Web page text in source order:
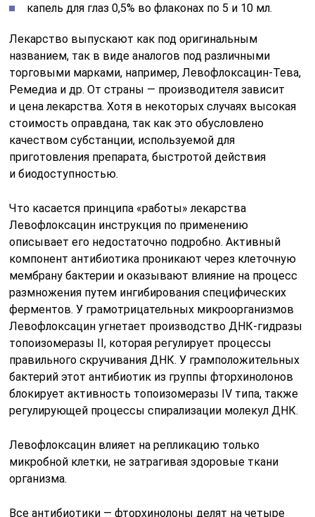
капель для глаз 0,5% во флаконах по 5 и 10 мл.
Лекарство выпускают как под оригинальным
названием, так в виде аналогов под различными
торговыми марками, например, Левофлоксацин-Тева,
Ремедиа и др. От страны — производителя зависит
и цена лекарства. Хотя в некоторых случаях высокая
стоимость оправдана, так как это обусловлено
качеством субстанции, используемой для
приготовления препарата, быстротой действия
и биодоступностью.
Что касается принципа «работы» лекарства
Левофлоксацин инструкция по применению
описывает его недостаточно подробно. Активный
компонент антибиотика проникают через клеточную
мембрану бактерии и оказывают влияние на процесс
размножения путем ингибирования специфических
ферментов. У грамотрицательных микроорганизмов
Левофлоксацин угнетает производство ДНК-гидразы
топоизомеразы II, которая регулирует процессы
правильного скручивания ДНК. У грамположительных
бактерий этот антибиотик из группы фторхинолонов
блокирует активность топоизомеразы IV типа, также
регулирующей процессы спирализации молекул ДНК.
Левофлоксацин влияет на репликацию только
микробной клетки, не затрагивая здоровые ткани
организма.
Все антибиотики — фторхинолоны делят на четыре